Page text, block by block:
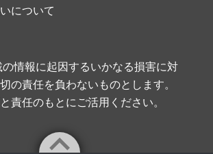
について
情報に起因するいかなる損害に対
の責任を負わないものとします。
責任のもとにご活用ください。